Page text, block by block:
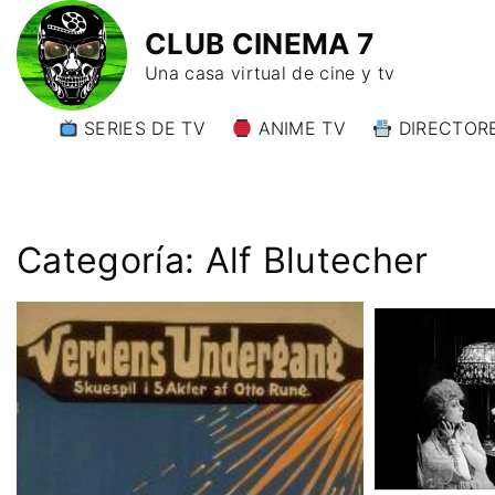
CLUB CINEMA 7
Una casa virtual de cine y tv
SERIES DE TV ANIME TV
Y)
Categoría: Alf Blutecher